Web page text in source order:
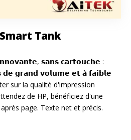
Tank
𝘀𝗮𝗻𝘀 𝗰𝗮𝗿𝘁𝗼𝘂𝗰𝗵𝗲 :
𝗴𝗿𝗮𝗻𝗱 𝘃𝗼𝗹𝘂𝗺𝗲 𝗲𝘁 𝗮̀ 𝗳𝗮𝗶𝗯𝗹𝗲
sur la qualité d'impression
de HP, bénéficiez d'une
page. Texte net et précis.